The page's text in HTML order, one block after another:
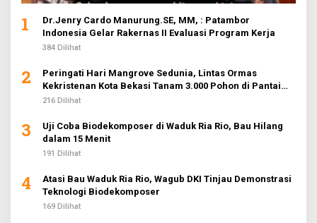
1
Dr.Jenry Cardo Manurung.SE, MM, : Patambor
Indonesia Gelar Rakernas II Evaluasi Program Kerja
384 Dilihat
2
Peringati Hari Mangrove Sedunia, Lintas Ormas
Kekristenan Kota Bekasi Tanam 3.000 Pohon di Pantai
Sederhana
216 Dilihat
3
Uji Coba Biodekomposer di Waduk Ria Rio, Bau Hilang
dalam 15 Menit
191 Dilihat
4
Atasi Bau Waduk Ria Rio, Wagub DKI Tinjau Demonstrasi
Teknologi Biodekomposer
169 Dilihat